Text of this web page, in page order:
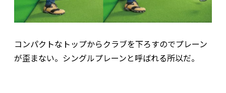
コンパクトなトップからクラブを下ろすのでプレーン
が歪まない。シングルプレーンと呼ばれる所以だ。